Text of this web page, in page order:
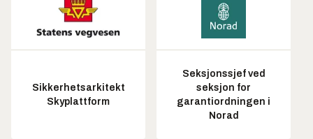
Sikkerhetsarkitekt
Skyplattform
Seksjonssjef ved
seksjon for
garantiordningen i
Norad